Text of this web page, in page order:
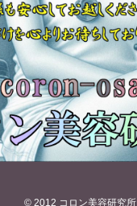
© 2012 コロン美容研究所